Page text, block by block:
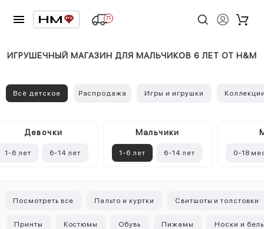
71
ИГРУШЕЧНЫЙ МАГАЗИН ДЛЯ МАЛЬЧИКОВ 6 ЛЕТ ОТ H&M
Всё детское Распродажа Игры и игрушки
Девочки
1-6 лет 6-14 лет
Mальчики
1-6 лет 6-14 лет 0-18
Посмотреть все Пальто и куртки Свитшоты и толстовки
Принты Костюмы Обувь Пижамы Носки и